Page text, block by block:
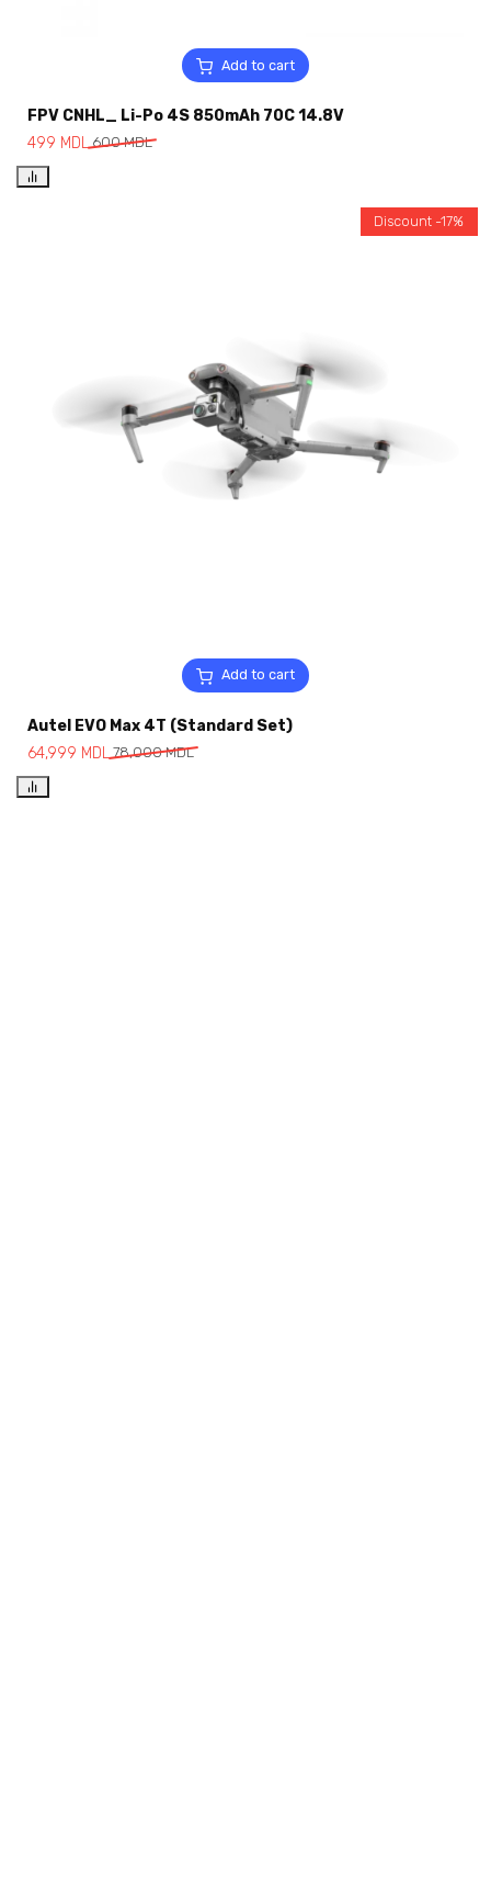
Add to cart
FPV CNHL_ Li-Po 4S 850mAh 70C 14.8V
600MDL
499 MDL
Add to cart
Discount -17%
Autel EVO Max 4T (Standard Set)
78,000MDL
64,999 MDL